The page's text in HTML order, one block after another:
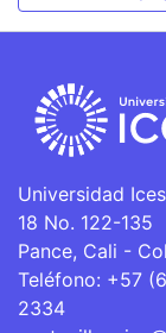
Universidad
18 No. 122-135
Pance, Cali -
Teléfono: +57
2334